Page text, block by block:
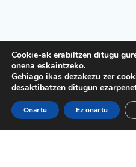
Cookie-ak erabiltzen ditugu
onena eskaintzeko.
Gehiago ikas dezakezu zer
desaktibatzen ditugun
Onartu Ez onartu